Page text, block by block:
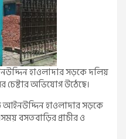
হাওলাদার সড়কে দলিয়
চেষ্টার অভিযোগ উঠেছে।
আইনউদ্দিন হাওলাদার সড়কে
বসতবাড়ির প্রাচীর ও